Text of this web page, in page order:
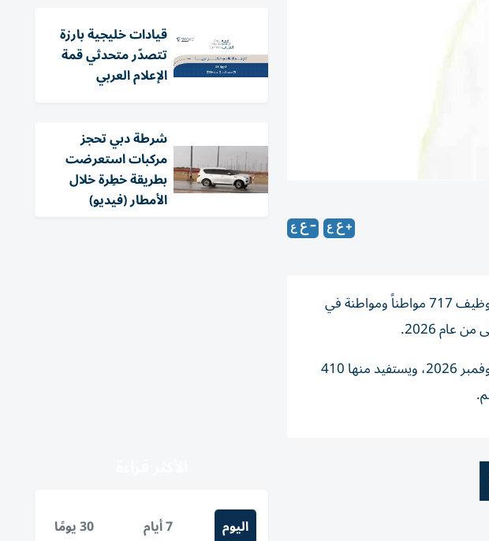
، عضو المجلس الأعلى حاكم الشارقة، توظيف 717 مواطناً ومواطنة في
كما اعتمد سموّه، خطة برنامج الشارقة لتأهيل وتدريب الباحثين عن عمل، التي ستطبق من يونيو حتى نوفمبر 2026، ويستفيد منها 410
قيادات خليجية بارزة
تتصدّر متحدثي قمة
الإعلام العربي
شرطة دبي تحجز
مركبات استعرضت
بطريقة خطِرة خلال
الأمطار (فيديو)
اليوم 7 أيام 30 يومًا